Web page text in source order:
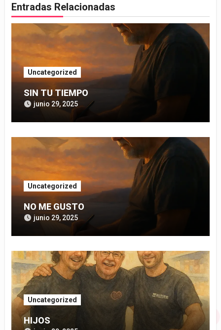
Entradas Relacionadas
Uncategorized
SIN TU TIEMPO
junio 29, 2025
Uncategorized
NO ME GUSTO
junio 29, 2025
Uncategorized
HIJOS